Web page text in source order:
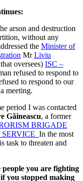
arson and destruction
without any
the Minister of
MrLiviu
oversees) ISC –
refused to respond to
to respond to our
meeting.
period I was contacted
Găineascu, a former
BRIGADE
In the most
task to threaten and
you are fighting
you stopped making